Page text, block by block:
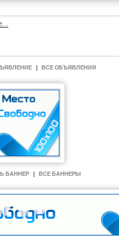
ВСЕ ОБЪЯВЛЕНИЯ
БАННЕР ВСЕ БАННЕРЫ